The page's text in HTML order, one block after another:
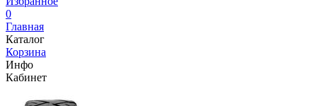
0
Главная
Каталог
Корзина
Инфо
Кабинет